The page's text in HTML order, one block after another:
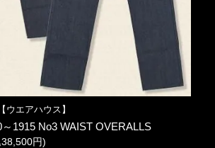
ウエアハウス】
～1915 No3 WAIST OVERALLS
円)